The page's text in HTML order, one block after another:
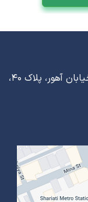
آدرس: تهران، شریعتی، بالاتر از میرداماد، خیابان آهور، پلاک ۴۰،